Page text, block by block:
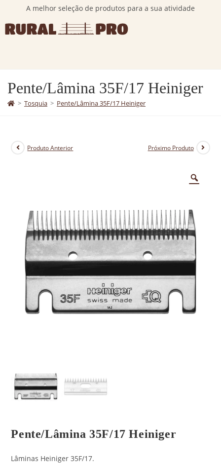
A melhor seleção de produtos para a sua atividade
Pente/Lâmina 35F/17 Heiniger
> Tosquia > Pente/Lâmina 35F/17 Heiniger
Produto Anterior Próximo Produto
Pente/Lâmina 35F/17 Heiniger
Lâminas Heiniger 35F/17.